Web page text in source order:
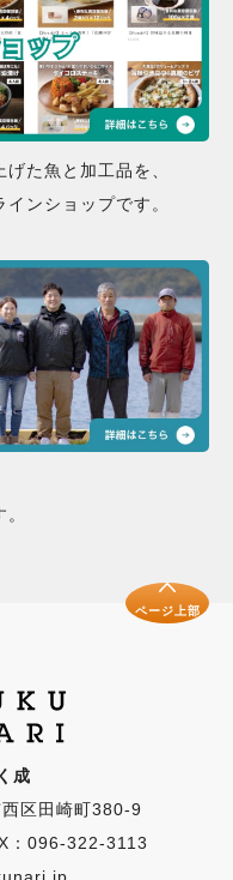
た魚と加工品を、
ンショップです。
ページ上部
成
区田崎町380-9
：096-322-3113